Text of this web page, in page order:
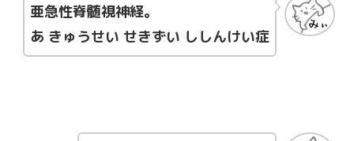
亜急性脊髄視神経。
あ きゅうせい せきずい ししんけい症